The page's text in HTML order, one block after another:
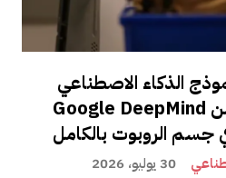
الذكاء الاصطناعي
الجديد من Google DeepMind
جسم الروبوت بالكامل
30 يوليو، 2026